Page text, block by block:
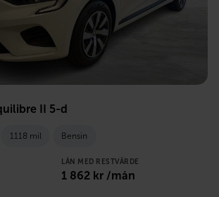
II 5-d
1118 mil Bensin
LÅN MED RESTVÄRDE
1 862 kr /mån